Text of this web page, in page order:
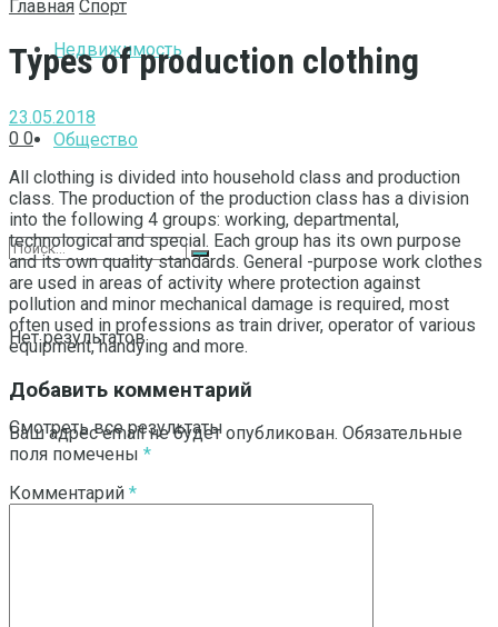
Недвижимость
Общество
Нет результатов
Смотреть все результаты
Главная Спорт
Types of production clothing
23.05.2018
0 0
All clothing is divided into household class and production
class. The production of the production class has a division
into the following 4 groups: working, departmental,
technological and special. Each group has its own purpose
and its own quality standards. General -purpose work clothes
are used in areas of activity where protection against
pollution and minor mechanical damage is required, most
often used in professions as train driver, operator of various
equipment, handying and more.
Добавить комментарий
Ваш адрес email не будет опубликован. Обязательные
поля помечены *
Комментарий *